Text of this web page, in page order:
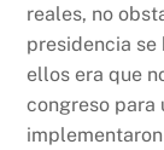
reales, no
presidencia se
ellos era que
congreso para